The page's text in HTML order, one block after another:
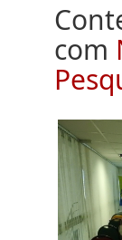
com